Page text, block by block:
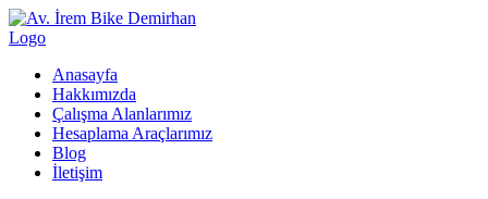
Anasayfa
Hakkımızda
Çalışma Alanlarımız
Hesaplama Araçlarımız
Blog
İletişim